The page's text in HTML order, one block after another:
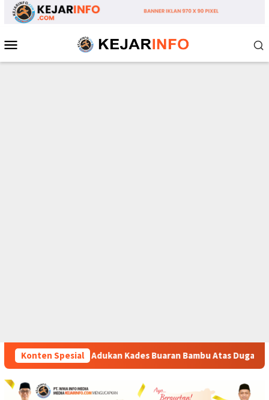
Loncat
Mobile
Konten Spesial
Buaran Bambu Atas Dugaan Pungutan Liar Pengurusan PM